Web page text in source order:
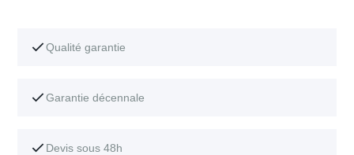
Qualité garantie
Garantie décennale
Devis sous 48h